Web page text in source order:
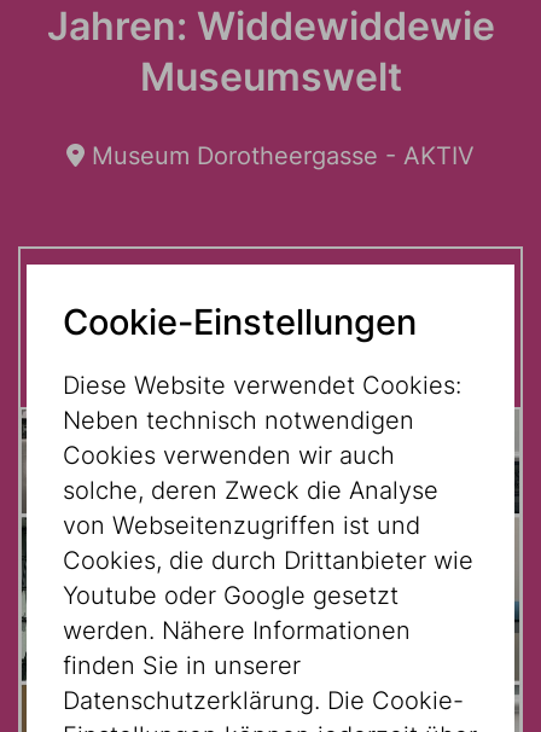
Jahren: Widdewiddewie
Museumswelt
Museum Dorotheergasse - AKTIV
Auf einen Blick:
Cookie-Einstellungen
Diese Website verwendet Cookies:
Neben technisch notwendigen
Cookies verwenden wir auch
solche, deren Zweck die Analyse
von Webseitenzugriffen ist und
Cookies, die durch Drittanbieter wie
Youtube oder Google gesetzt
werden. Nähere Informationen
finden Sie in unserer
Datenschutzerklärung. Die Cookie-